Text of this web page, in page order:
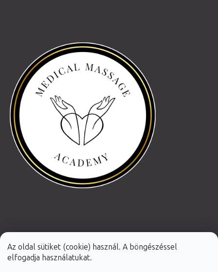
Az oldal sütiket (cookie) használ. A böngészéssel
elfogadja használatukat.